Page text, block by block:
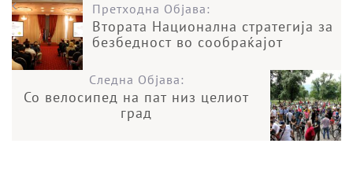
Претходна Објава:
Втората Национална стратегија за
безбедност во сообраќајот
Следна Објава:
Со велосипед на пат низ целиот
град